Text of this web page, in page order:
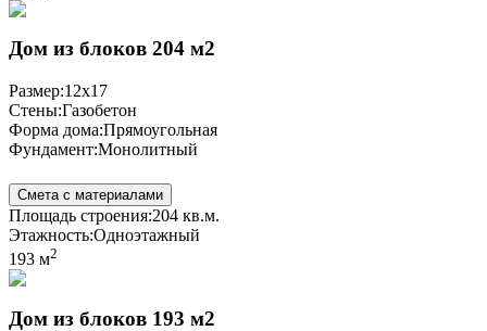
Дом из блоков 204 м2
Размер:12x17
Стены:Газобетон
Форма дома:Прямоугольная
Фундамент:Монолитный
Смета с материалами
Площадь строения:204 кв.м.
Этажность:Одноэтажный
193 м2
Дом из блоков 193 м2